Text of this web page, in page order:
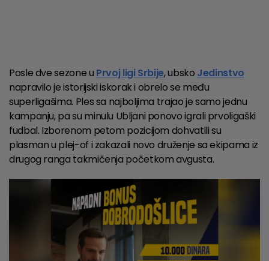
Posle dve sezone u Prvoj ligi Srbije, ubsko Jedinstvo
napravilo je istorijski iskorak i obrelo se među
superligašima. Ples sa najboljima trajao je samo jednu
kampanju, pa su minulu Ubljani ponovo igrali prvoligaški
fudbal. Izborenom petom pozicijom dohvatili su
plasman u plej-of i zakazali novo druženje sa ekipama iz
drugog ranga takmičenja početkom avgusta.